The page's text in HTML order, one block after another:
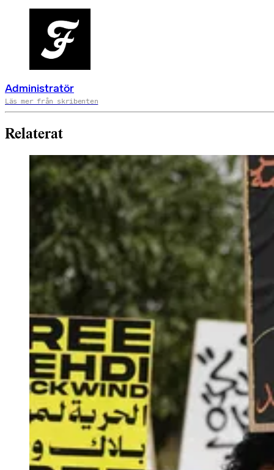
Administratör
Läs mer från skribenten
Relaterat